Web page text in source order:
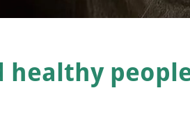
healthy